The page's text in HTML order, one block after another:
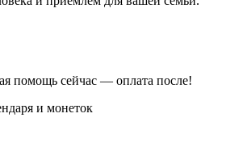
помощь сейчас — оплата после!